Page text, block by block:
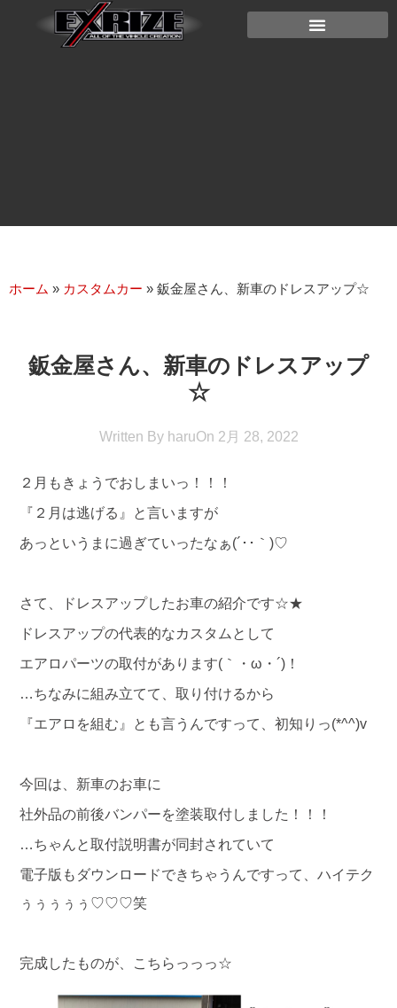
ホーム » カスタムカー » 鈑金屋さん、新車のドレスアップ☆
鈑金屋さん、新車のドレスアップ
☆
Written ByharuOn 2月 28, 2022
２月もきょうでおしまいっ！！！
『２月は逃げる』と言いますが
あっというまに過ぎていったなぁ(´･･｀)♡
さて、ドレスアップしたお車の紹介です☆★
ドレスアップの代表的なカスタムとして
エアロパーツの取付があります(｀・ω・´)！
…ちなみに組み立てて、取り付けるから
『エアロを組む』とも言うんですって、初知りっ(*^^)v
今回は、新車のお車に
社外品の前後バンパーを塗装取付しました！！！
…ちゃんと取付説明書が同封されていて
電子版もダウンロードできちゃうんですって、ハイテク
ぅぅぅぅぅ♡♡♡笑
完成したものが、こちらっっっ☆